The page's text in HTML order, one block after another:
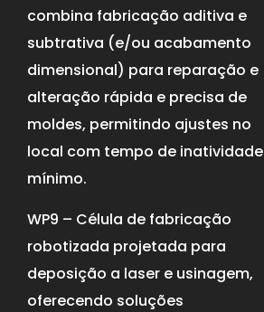
combina fabricação aditiva e
subtrativa (e/ou acabamento
dimensional) para reparação e
alteração rápida e precisa de
moldes, permitindo ajustes no
local com tempo de inatividade
mínimo.
WP9 – Célula de fabricação
robotizada projetada para
deposição a laser e usinagem,
oferecendo soluções